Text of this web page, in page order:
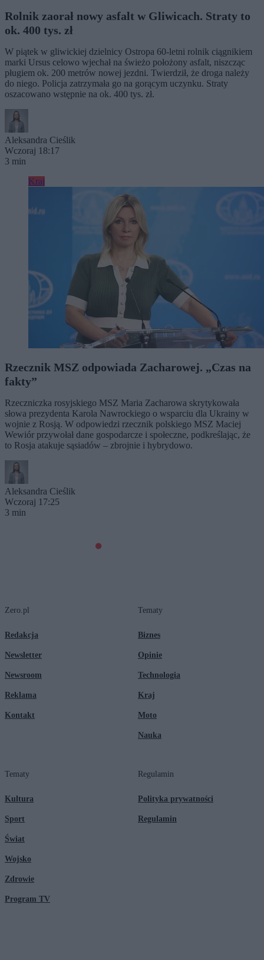
Rolnik zaorał nowy asfalt w Gliwicach. Straty to
ok. 400 tys. zł
W piątek w gliwickiej dzielnicy Ostropa 60-letni rolnik ciągnikiem
marki Ursus celowo wjechał na świeżo położony asfalt, niszcząc
pługiem ok. 200 metrów nowej jezdni. Twierdził, że droga należy
do niego. Policja zatrzymała go na gorącym uczynku. Straty
oszacowano wstępnie na ok. 400 tys. zł.
Aleksandra Cieślik
Wczoraj 18:17
3 min
Kraj
Rzecznik MSZ odpowiada Zacharowej. „Czas na
fakty”
Rzeczniczka rosyjskiego MSZ Maria Zacharowa skrytykowała
słowa prezydenta Karola Nawrockiego o wsparciu dla Ukrainy w
wojnie z Rosją. W odpowiedzi rzecznik polskiego MSZ Maciej
Wewiór przywołał dane gospodarcze i społeczne, podkreślając, że
to Rosja atakuje sąsiadów – zbrojnie i hybrydowo.
Aleksandra Cieślik
Wczoraj 17:25
3 min
Zero.pl
Redakcja
Newsletter
Newsroom
Reklama
Kontakt
Tematy
Biznes
Opinie
Technologia
Kraj
Moto
Nauka
Tematy
Kultura
Sport
Świat
Wojsko
Zdrowie
Program TV
Regulamin
Polityka prywatności
Regulamin